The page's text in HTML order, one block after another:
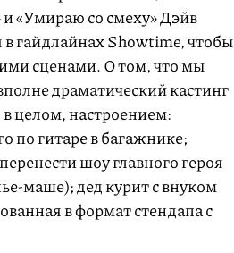
и «Умираю со смеху» Дэйв
гайдлайнах Showtime, чтобы
сценами. О том, что мы
драматический кастинг
целом, настроением:
по гитаре в багажнике;
шоу главного героя
маше); дед курит с внуком
в формат стендапа с